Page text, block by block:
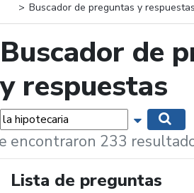
Buscador de preguntas y respuestas
Buscador de
y respuestas
Mostrar
encontraron 233
Lista de preguntas